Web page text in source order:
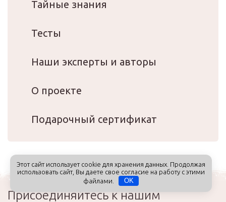
Тайные знания
Тесты
Наши эксперты и авторы
О проекте
Подарочный сертификат
Присоединяйтесь к нашим
Этот сайт использует cookie для хранения данных. Продолжая
использовать сайт, Вы даете свое согласие на работу с этими
файлами.
OK